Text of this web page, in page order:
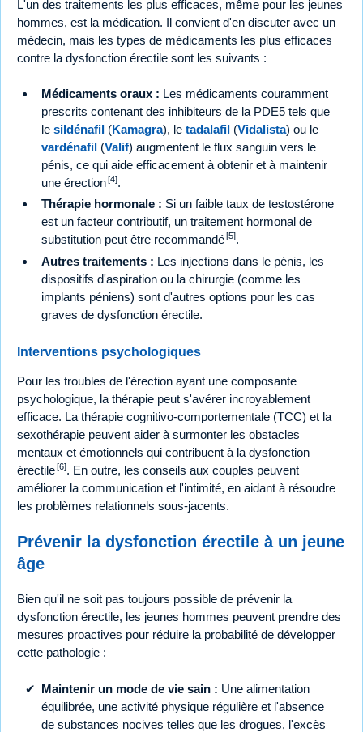
L'un des traitements les plus efficaces, même pour les jeunes
hommes, est la médication. Il convient d'en discuter avec un
médecin, mais les types de médicaments les plus efficaces
contre la dysfonction érectile sont les suivants :
Médicaments oraux : Les médicaments couramment
prescrits contenant des inhibiteurs de la PDE5 tels que
le sildénafil (Kamagra), le tadalafil (Vidalista) ou le
vardénafil (Valif) augmentent le flux sanguin vers le
pénis, ce qui aide efficacement à obtenir et à maintenir
une érection[4].
Thérapie hormonale : Si un faible taux de testostérone
est un facteur contributif, un traitement hormonal de
substitution peut être recommandé [5].
Autres traitements : Les injections dans le pénis, les
dispositifs d'aspiration ou la chirurgie (comme les
implants péniens) sont d'autres options pour les cas
graves de dysfonction érectile.
Interventions psychologiques
Pour les troubles de l'érection ayant une composante
psychologique, la thérapie peut s'avérer incroyablement
efficace. La thérapie cognitivo-comportementale (TCC) et la
sexothérapie peuvent aider à surmonter les obstacles
mentaux et émotionnels qui contribuent à la dysfonction
érectile[6]. En outre, les conseils aux couples peuvent
améliorer la communication et l'intimité, en aidant à résoudre
les problèmes relationnels sous-jacents.
Prévenir la dysfonction érectile à un jeune
âge
Bien qu'il ne soit pas toujours possible de prévenir la
dysfonction érectile, les jeunes hommes peuvent prendre des
mesures proactives pour réduire la probabilité de développer
cette pathologie :
Maintenir un mode de vie sain : Une alimentation
équilibrée, une activité physique régulière et l'absence
de substances nocives telles que les drogues, l'excès